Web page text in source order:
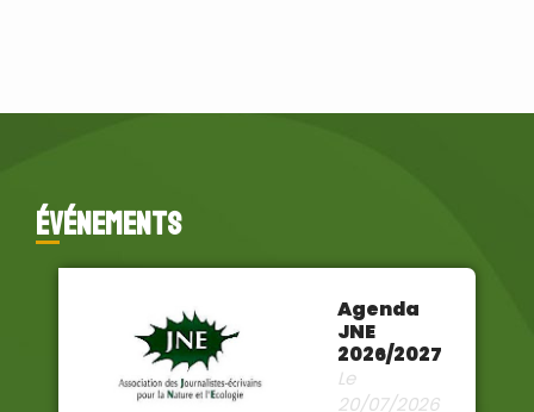
événements
Agenda
JNE
2026/2027
Le
20/07/2026